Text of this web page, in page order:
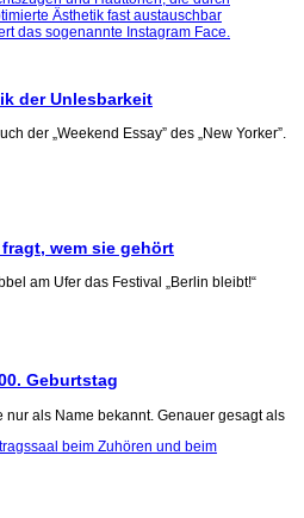
der Unlesbarkeit
der „Weekend Essay” des „New Yorker”.
wem sie gehört
am Ufer das Festival „Berlin bleibt!“
Geburtstag
als Name bekannt. Genauer gesagt als